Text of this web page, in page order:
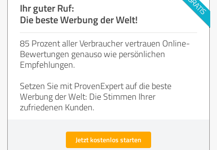
Ihr guter Ruf:
Die beste Werbung der Welt!
85 Prozent aller Verbraucher vertrauen Online-
Bewertungen genauso wie persönlichen
Empfehlungen.
Setzen Sie mit ProvenExpert auf die beste
Werbung der Welt: Die Stimmen Ihrer
zufriedenen Kunden.
Jetzt kostenlos starten